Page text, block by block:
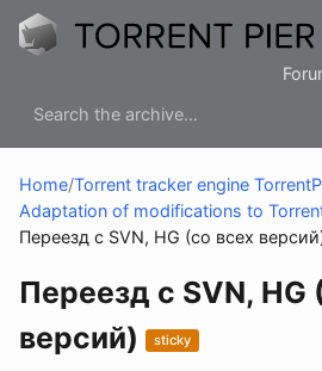
Home/Torrent tracker engine
Adaptation of modifications to
Переезд с SVN, HG (со всех
Переезд с SVN, HG
версий)
sticky